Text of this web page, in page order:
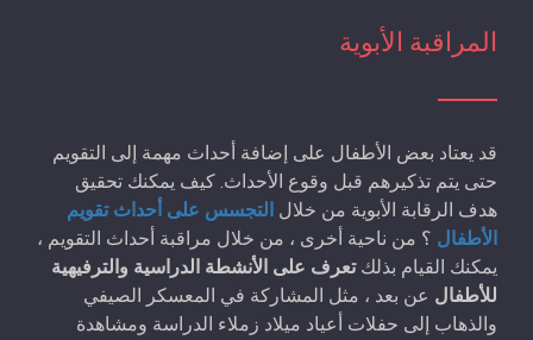
المراقبة الأبوية
قد يعتاد بعض الأطفال على إضافة أحداث مهمة إلى التقويم
حتى يتم تذكيرهم قبل وقوع الأحداث. كيف يمكنك تحقيق
هدف الرقابة الأبوية من خلال التجسس على أحداث تقويم
الأطفال ؟ من ناحية أخرى ، من خلال مراقبة أحداث التقويم ،
يمكنك القيام بذلك تعرف على الأنشطة الدراسية والترفيهية
للأطفال عن بعد ، مثل المشاركة في المعسكر الصيفي
والذهاب إلى حفلات أعياد ميلاد زملاء الدراسة ومشاهدة